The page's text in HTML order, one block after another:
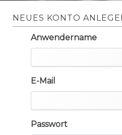
NEUES KONTO
Anwendername
E-Mail
Passwort